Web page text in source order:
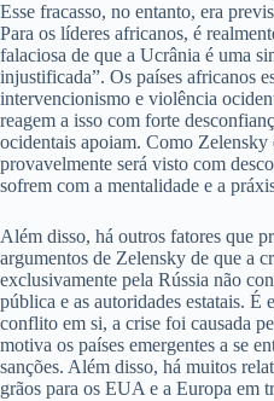
Esse fracasso, no entanto, era
Para os líderes africanos, é
falaciosa de que a Ucrânia é uma
injustificada”. Os países africanos
intervencionismo e violência
reagem a isso com forte
ocidentais apoiam. Como
provavelmente será visto com
sofrem com a mentalidade e a
Além disso, há outros fatores que
argumentos de Zelensky de que a
exclusivamente pela Rússia não
pública e as autoridades estatais. É
conflito em si, a crise foi causada
motiva os países emergentes a se
sanções. Além disso, há muitos
grãos para os EUA e a Europa em